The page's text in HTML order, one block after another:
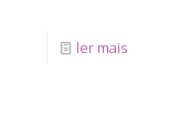
ler mais